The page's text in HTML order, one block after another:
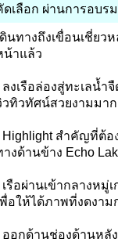
ดเลือก ผ่านการอบร
ดินทางถึงเขื่อนเชี่ยว
น้าแล้ว
ลงเรือล่องสู่ทะเลน้
วทิวทัศน์สวยงามมา
Highlight สำคัญที่ต้อ
างด้านข้าง Echo
เรือผ่านเข้ากลางหมู่
พื่อให้ได้ภาพที่งดงาม
ออกด้านช่องด้านหลั